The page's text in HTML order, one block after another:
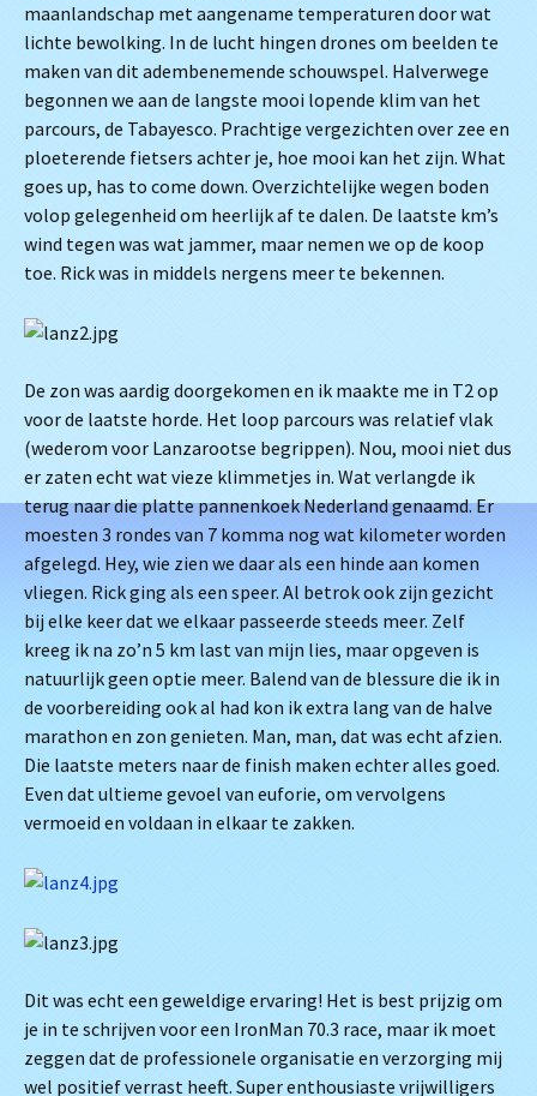
maanlandschap met aangename temperaturen door wat
lichte bewolking. In de lucht hingen drones om beelden te
maken van dit adembenemende schouwspel. Halverwege
begonnen we aan de langste mooi lopende klim van het
parcours, de Tabayesco. Prachtige vergezichten over zee en
ploeterende fietsers achter je, hoe mooi kan het zijn. What
goes up, has to come down. Overzichtelijke wegen boden
volop gelegenheid om heerlijk af te dalen. De laatste km’s
wind tegen was wat jammer, maar nemen we op de koop
toe. Rick was in middels nergens meer te bekennen.
De zon was aardig doorgekomen en ik maakte me in T2 op
voor de laatste horde. Het loop parcours was relatief vlak
(wederom voor Lanzarootse begrippen). Nou, mooi niet dus
er zaten echt wat vieze klimmetjes in. Wat verlangde ik
terug naar die platte pannenkoek Nederland genaamd. Er
moesten 3 rondes van 7 komma nog wat kilometer worden
afgelegd. Hey, wie zien we daar als een hinde aan komen
vliegen. Rick ging als een speer. Al betrok ook zijn gezicht
bij elke keer dat we elkaar passeerde steeds meer. Zelf
kreeg ik na zo’n 5 km last van mijn lies, maar opgeven is
natuurlijk geen optie meer. Balend van de blessure die ik in
de voorbereiding ook al had kon ik extra lang van de halve
marathon en zon genieten. Man, man, dat was echt afzien.
Die laatste meters naar de finish maken echter alles goed.
Even dat ultieme gevoel van euforie, om vervolgens
vermoeid en voldaan in elkaar te zakken.
Dit was echt een geweldige ervaring! Het is best prijzig om
je in te schrijven voor een IronMan 70.3 race, maar ik moet
zeggen dat de professionele organisatie en verzorging mij
wel positief verrast heeft. Super enthousiaste vrijwilligers